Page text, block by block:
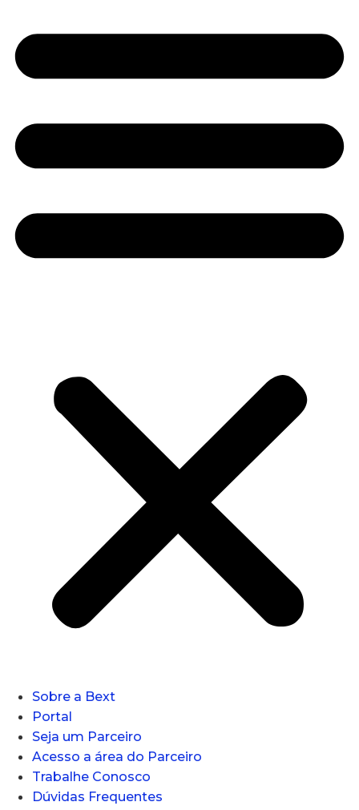
Sobre a Bext
Portal
Seja um Parceiro
Acesso a área do Parceiro
Trabalhe Conosco
Dúvidas Frequentes